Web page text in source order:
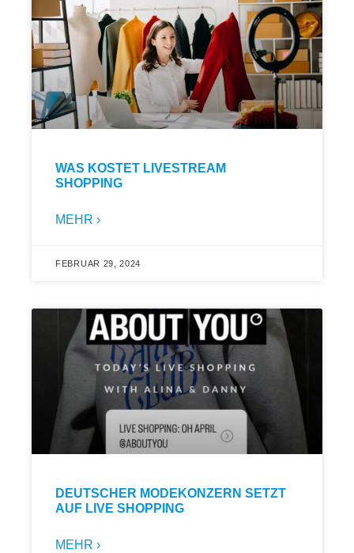
WAS KOSTET LIVESTREAM
SHOPPING
MEHR ›
FEBRUAR 29, 2024
DEUTSCHER MODEKONZERN SETZT
AUF LIVE SHOPPING
MEHR ›